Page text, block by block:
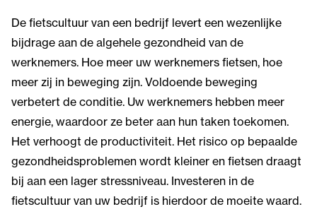
De fietscultuur van een bedrijf levert een wezenlijke
bijdrage aan de algehele gezondheid van de
werknemers. Hoe meer uw werknemers fietsen, hoe
meer zij in beweging zijn. Voldoende beweging
verbetert de conditie. Uw werknemers hebben meer
energie, waardoor ze beter aan hun taken toekomen.
Het verhoogt de productiviteit. Het risico op bepaalde
gezondheidsproblemen wordt kleiner en fietsen draagt
bij aan een lager stressniveau. Investeren in de
fietscultuur van uw bedrijf is hierdoor de moeite waard.